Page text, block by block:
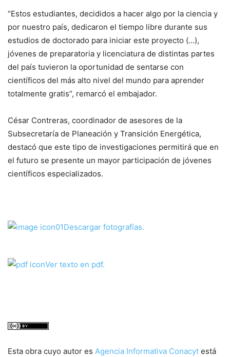
“Estos estudiantes, decididos a hacer algo por la ciencia y
por nuestro país, dedicaron el tiempo libre durante sus
estudios de doctorado para iniciar este proyecto (…),
jóvenes de preparatoria y licenciatura de distintas partes
del país tuvieron la oportunidad de sentarse con
científicos del más alto nivel del mundo para aprender
totalmente gratis”, remarcó el embajador.
César Contreras, coordinador de asesores de la
Subsecretaría de Planeación y Transición Energética,
destacó que este tipo de investigaciones permitirá que en
el futuro se presente un mayor participación de jóvenes
científicos especializados.
Descargar fotografías.
Ver texto en pdf.
Esta obra cuyo autor es Agencia Informativa Conacyt está